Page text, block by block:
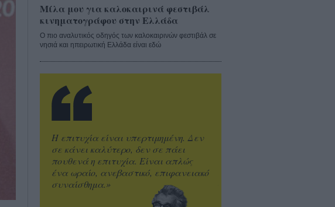
Μίλα μου για καλοκαιρινά φεστιβάλ
κινηματογράφου στην Ελλάδα
Ο πιο αναλυτικός οδηγός των καλοκαιρινών φεστιβάλ σε
νησιά και ηπειρωτική Ελλάδα είναι εδώ
Η επιτυχία είναι υπερτιμημένη. Δεν
σε κάνει καλύτερο, δεν σε πάει
πουθενά η επιτυχία. Είναι απλώς
ένα ωραίο, ανεβαστικό, επιφανειακό
συναίσθημα.»